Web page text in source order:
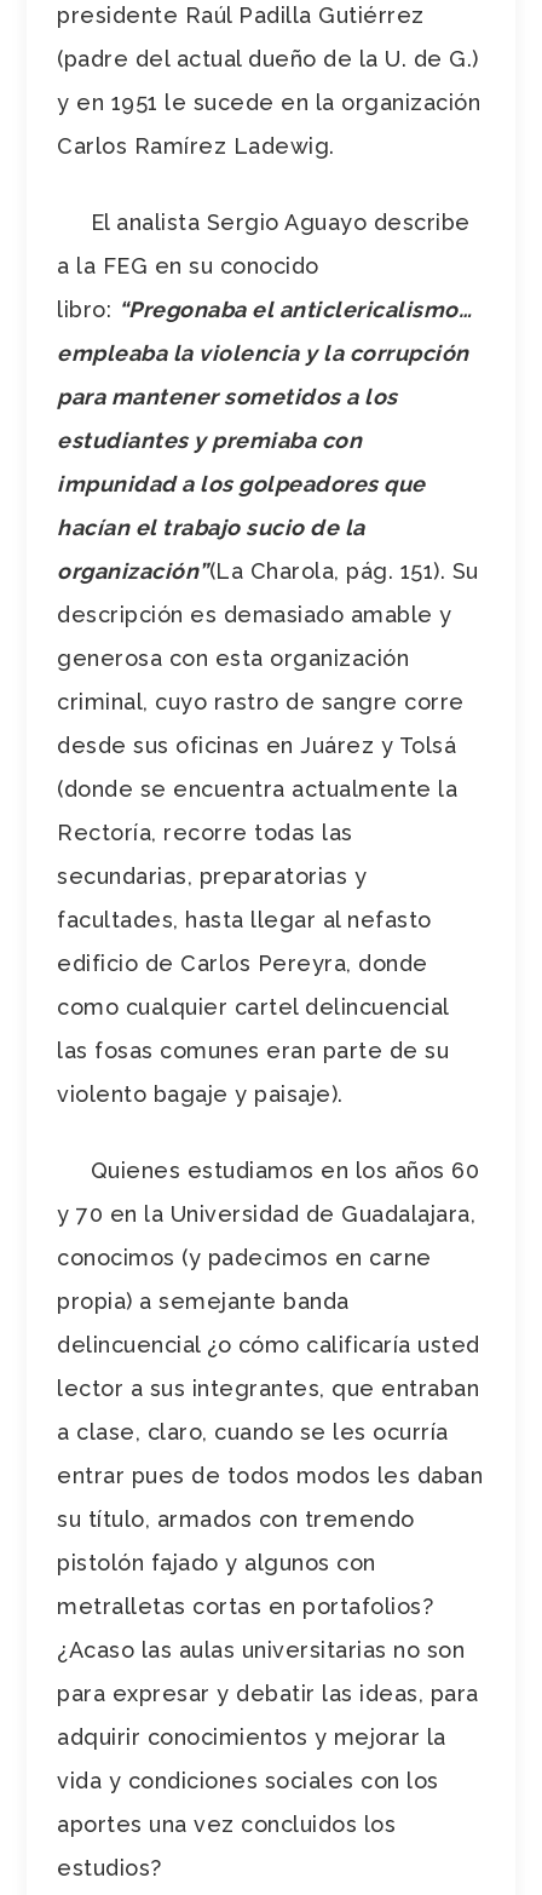
presidente Raúl Padilla Gutiérrez
(padre del actual dueño de la U. de G.)
y en 1951 le sucede en la organización
Carlos Ramírez Ladewig.
El analista Sergio Aguayo describe
a la FEG en su conocido
libro: “Pregonaba el anticlericalismo…
empleaba la violencia y la corrupción
para mantener sometidos a los
estudiantes y premiaba con
impunidad a los golpeadores que
hacían el trabajo sucio de la
organización”(La Charola, pág. 151). Su
descripción es demasiado amable y
generosa con esta organización
criminal, cuyo rastro de sangre corre
desde sus oficinas en Juárez y Tolsá
(donde se encuentra actualmente la
Rectoría, recorre todas las
secundarias, preparatorias y
facultades, hasta llegar al nefasto
edificio de Carlos Pereyra, donde
como cualquier cartel delincuencial
las fosas comunes eran parte de su
violento bagaje y paisaje).
Quienes estudiamos en los años 60
y 70 en la Universidad de Guadalajara,
conocimos (y padecimos en carne
propia) a semejante banda
delincuencial ¿o cómo calificaría usted
lector a sus integrantes, que entraban
a clase, claro, cuando se les ocurría
entrar pues de todos modos les daban
su título, armados con tremendo
pistolón fajado y algunos con
metralletas cortas en portafolios?
¿Acaso las aulas universitarias no son
para expresar y debatir las ideas, para
adquirir conocimientos y mejorar la
vida y condiciones sociales con los
aportes una vez concluidos los
estudios?